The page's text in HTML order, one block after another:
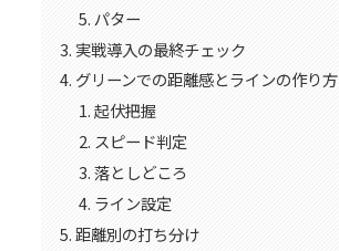
パター
実戦導入の最終チェック
グリーンでの距離感とラインの作り方
起伏把握
スピード判定
落としどころ
ライン設定
距離別の打ち分け